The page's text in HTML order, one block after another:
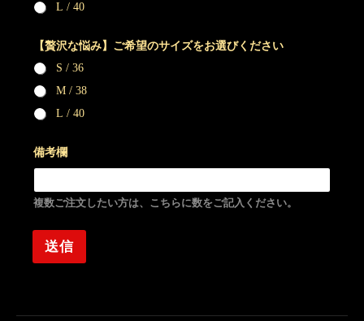
L / 40
【贅沢な悩み】ご希望のサイズをお選びください
S / 36
M / 38
L / 40
備考欄
複数ご注文したい方は、こちらに数をご記入ください。
送信